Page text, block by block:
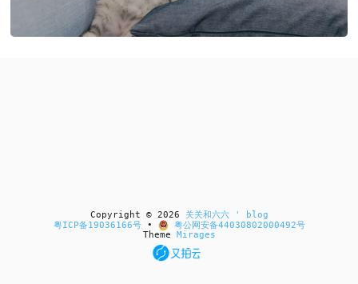
Copyright © 2026
关关和六六 ' blog
粤ICP备19036166号•
粤公网安备44030802000492号
Theme Mirages